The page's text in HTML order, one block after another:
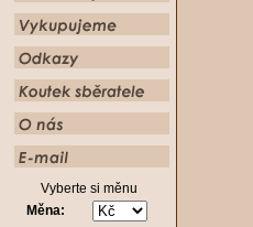
Vyberte si měnu
Měna: